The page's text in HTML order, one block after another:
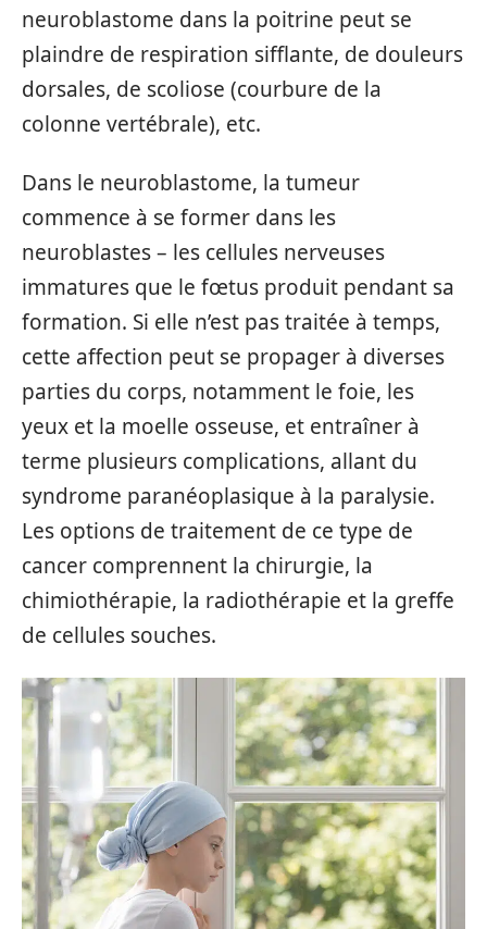
neuroblastome dans la poitrine peut se
plaindre de respiration sifflante, de douleurs
dorsales, de scoliose (courbure de la
colonne vertébrale), etc.
Dans le neuroblastome, la tumeur
commence à se former dans les
neuroblastes – les cellules nerveuses
immatures que le fœtus produit pendant sa
formation. Si elle n’est pas traitée à temps,
cette affection peut se propager à diverses
parties du corps, notamment le foie, les
yeux et la moelle osseuse, et entraîner à
terme plusieurs complications, allant du
syndrome paranéoplasique à la paralysie.
Les options de traitement de ce type de
cancer comprennent la chirurgie, la
chimiothérapie, la radiothérapie et la greffe
de cellules souches.